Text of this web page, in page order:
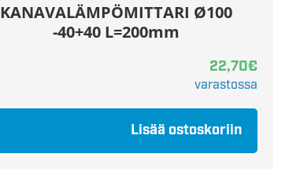
KANAVALÄMPÖMITTARI Ø100
-40+40 L=200mm
22,70€
varastossa
Lisää ostoskoriin